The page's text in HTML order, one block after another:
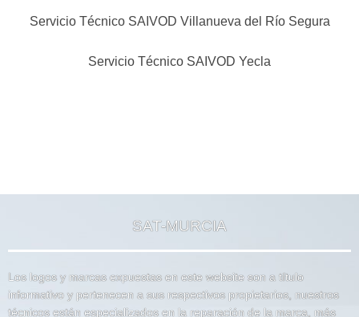
Servicio Técnico SAIVOD Villanueva del Río Segura
Servicio Técnico SAIVOD Yecla
SAT-MURCIA
Los logos y marcas expuestas en este website son a título
informativo y pertenecen a sus respectivos propietarios, nuestros
técnicos están especializados en la reparación de la marca, más